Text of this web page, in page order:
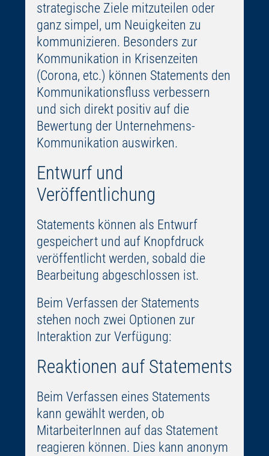
strategische Ziele mitzuteilen oder
ganz simpel, um Neuigkeiten zu
kommunizieren. Besonders zur
Kommunikation in Krisenzeiten
(Corona, etc.) können Statements den
Kommunikationsfluss verbessern
und sich direkt positiv auf die
Bewertung der Unternehmens-
Kommunikation auswirken.
Entwurf und
Veröffentlichung
Statements können als Entwurf
gespeichert und auf Knopfdruck
veröffentlicht werden, sobald die
Bearbeitung abgeschlossen ist.
Beim Verfassen der Statements
stehen noch zwei Optionen zur
Interaktion zur Verfügung:
Reaktionen auf Statements
Beim Verfassen eines Statements
kann gewählt werden, ob
MitarbeiterInnen auf das Statement
reagieren können. Dies kann anonym